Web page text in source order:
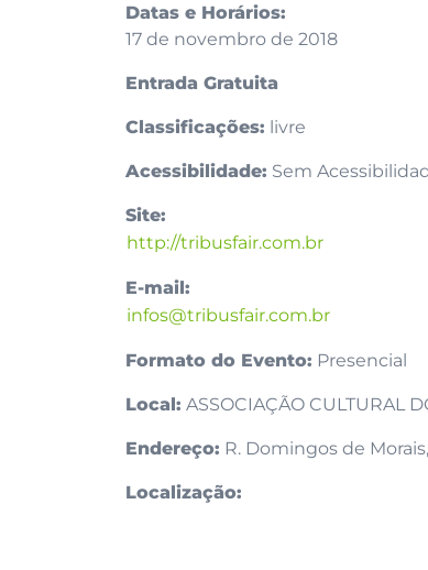
Datas e Horários:
17 de novembro de 2018
Entrada Gratuita
Classificações: livre
Acessibilidade: Sem
Site:
http://tribusfair.com.br
E-mail:
infos@tribusfair.com.br
Formato do Evento: Presencial
Local: ASSOCIAÇÃO CULTURAL
Endereço: R. Domingos de
Localização: